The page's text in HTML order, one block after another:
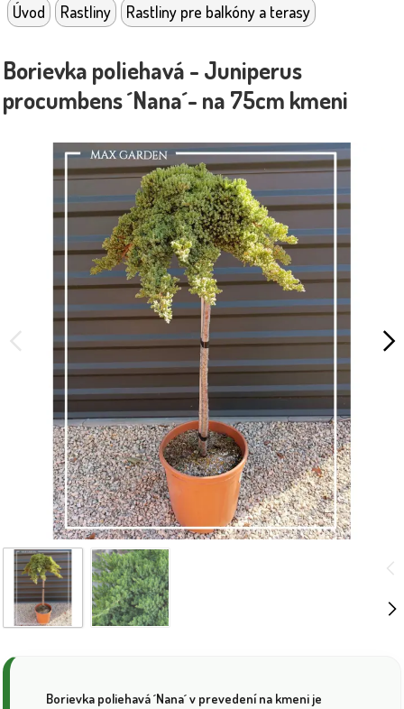
Úvod Rastliny Rastliny pre balkóny a terasy
Borievka poliehavá - Juniperus
procumbens ´Nana´- na 75cm kmeni
Borievka poliehavá ´Nana´ v prevedení na kmeni je